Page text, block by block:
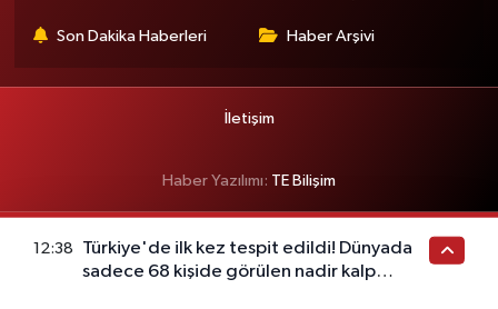
Son Dakika Haberleri Haber Arşivi
İletişim
Haber Yazılımı: TE Bilişim
12:38
Türkiye'de ilk kez tespit edildi! Dünyada
sadece 68 kişide görülen nadir kalp